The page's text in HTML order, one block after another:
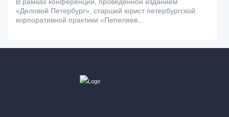
«Деловой Петербург», старший юрист петербургской
корпоративной практики «Пепеляев...